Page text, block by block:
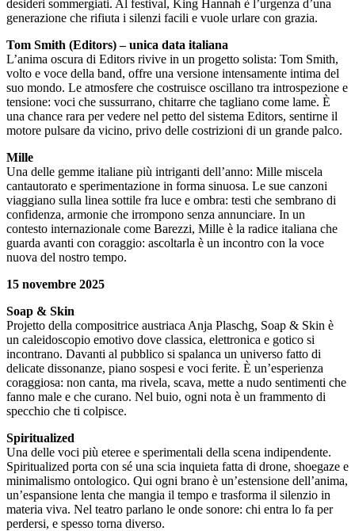
desideri sommergiati. Al festival, King Hannah è l’urgenza d’una
generazione che rifiuta i silenzi facili e vuole urlare con grazia.
Tom Smith (Editors) – unica data italiana
L’anima oscura di Editors rivive in un progetto solista: Tom Smith,
volto e voce della band, offre una versione intensamente intima del
suo mondo. Le atmosfere che costruisce oscillano tra introspezione e
tensione: voci che sussurrano, chitarre che tagliano come lame. È
una chance rara per vedere nel petto del sistema Editors, sentirne il
motore pulsare da vicino, privo delle costrizioni di un grande palco.
Mille
Una delle gemme italiane più intriganti dell’anno: Mille miscela
cantautorato e sperimentazione in forma sinuosa. Le sue canzoni
viaggiano sulla linea sottile fra luce e ombra: testi che sembrano di
confidenza, armonie che irrompono senza annunciare. In un
contesto internazionale come Barezzi, Mille è la radice italiana che
guarda avanti con coraggio: ascoltarla è un incontro con la voce
nuova del nostro tempo.
15 novembre 2025
Soap & Skin
Projetto della compositrice austriaca Anja Plaschg, Soap & Skin è
un caleidoscopio emotivo dove classica, elettronica e gotico si
incontrano. Davanti al pubblico si spalanca un universo fatto di
delicate dissonanze, piano sospesi e voci ferite. È un’esperienza
coraggiosa: non canta, ma rivela, scava, mette a nudo sentimenti che
fanno male e che curano. Nel buio, ogni nota è un frammento di
specchio che ti colpisce.
Spiritualized
Una delle voci più eteree e sperimentali della scena indipendente.
Spiritualized porta con sé una scia inquieta fatta di drone, shoegaze e
minimalismo ontologico. Qui ogni brano è un’estensione dell’anima,
un’espansione lenta che mangia il tempo e trasforma il silenzio in
materia viva. Nel teatro parlano le onde sonore: chi entra lo fa per
perdersi, e spesso torna diverso.